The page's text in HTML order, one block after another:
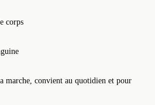
corps
marche, convient au quotidien et pour